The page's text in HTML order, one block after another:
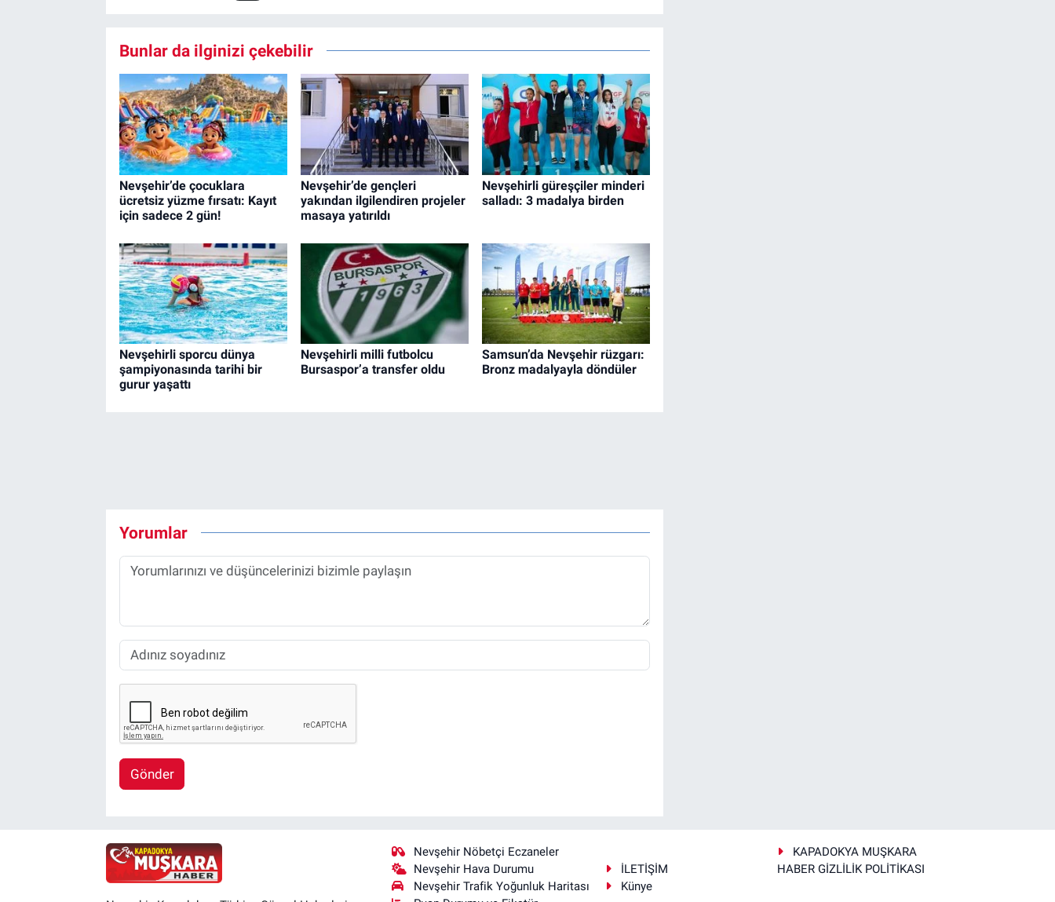
Bunlar da ilginizi çekebilir
Nevşehir’de çocuklara
ücretsiz yüzme fırsatı: Kayıt
için sadece 2 gün!
Nevşehir’de gençleri
yakından ilgilendiren projeler
masaya yatırıldı
Nevşehirli güreşçiler minderi
salladı: 3 madalya birden
Nevşehirli sporcu dünya
şampiyonasında tarihi bir
gurur yaşattı
Nevşehirli milli futbolcu
Bursaspor’a transfer oldu
Samsun’da Nevşehir rüzgarı:
Bronz madalyayla döndüler
Yorumlar
Gönder
Nevşehir Nöbetçi Eczaneler
Nevşehir Hava Durumu
Nevşehir Trafik Yoğunluk Haritası
İLETİŞİM
KAPADOKYA MUŞKARA
HABER GİZLİLİK POLİTİKASI
Künye